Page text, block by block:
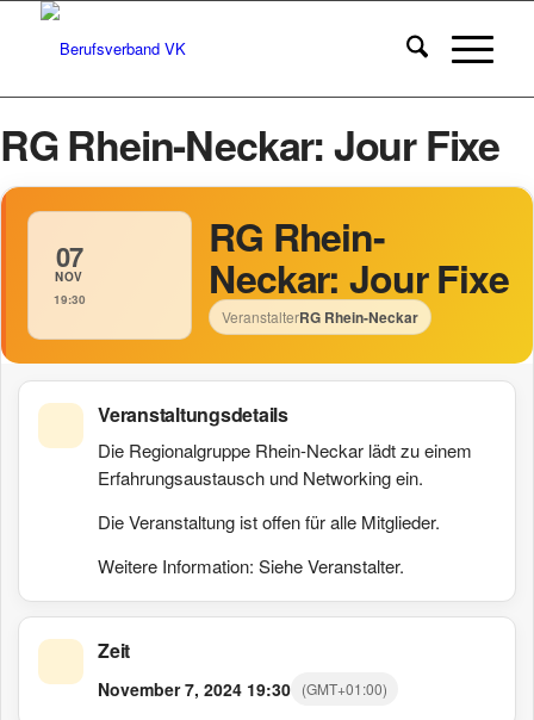
RG Rhein-Neckar: Jour Fixe
07
NOV
19:30
RG Rhein-
Neckar: Jour Fixe
VeranstalterRG Rhein-Neckar
Veranstaltungsdetails
Die Regionalgruppe Rhein-Neckar lädt zu einem
Erfahrungsaustausch und Networking ein.
Die Veranstaltung ist offen für alle Mitglieder.
Weitere Information: Siehe Veranstalter.
Zeit
November 7, 2024 19:30 (GMT+01:00)